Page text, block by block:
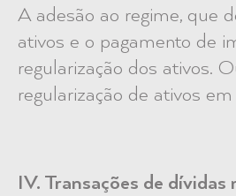
A adesão ao regime, que
ativos e o pagamento de
regularização dos ativos.
regularização de ativos
IV. Transações de